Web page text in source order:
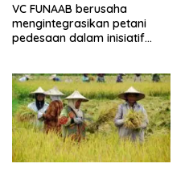
VC FUNAAB berusaha
mengintegrasikan petani
pedesaan dalam inisiatif